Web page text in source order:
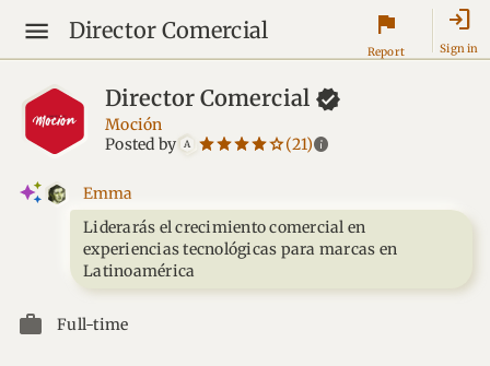
Director Comercial flag
Report
login
Sign in
DirectorComercial
Moción
Posted by
A star_borderstar_borderstar_borderstar_borderstar_border
starstarstarstarstar(21)info
Emma
Liderarás el crecimiento comercial en
experiencias tecnológicas para marcas en
Latinoamérica
Full-time